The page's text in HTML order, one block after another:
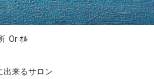
Or ｵﾙ
出来るサロン